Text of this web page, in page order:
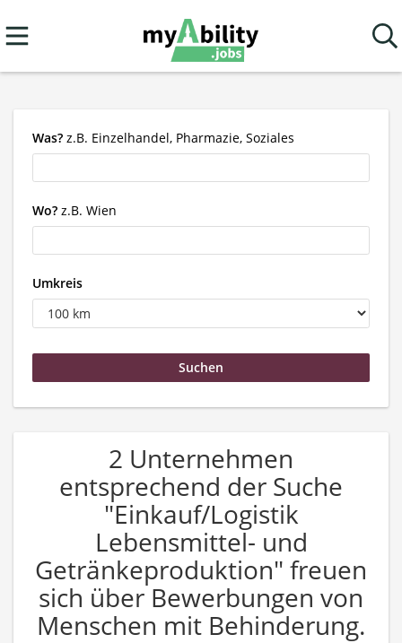
Was? z.B. Einzelhandel, Pharmazie, Soziales
Wo? z.B. Wien
Umkreis
2 Unternehmen
entsprechend der Suche
"Einkauf/Logistik
Lebensmittel- und
Getränkeproduktion" freuen
sich über Bewerbungen von
Menschen mit Behinderung.